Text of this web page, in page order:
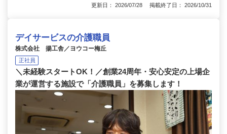
更新日： 2026/07/28 掲載終了日： 2026/10/31
デイサービスの介護職員
株式会社 揚工舎／ヨウコー梅丘
正社員
＼未経験スタートOK！／創業24周年・安心安定の上場企
業が運営する施設で「介護職員」を募集します！